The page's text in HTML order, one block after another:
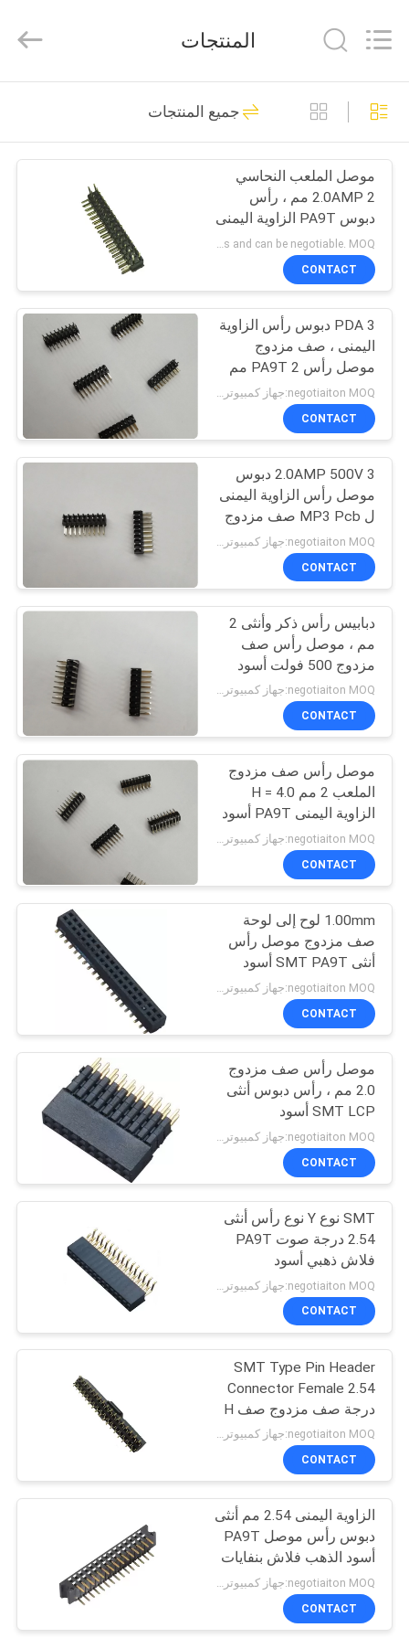
الصفحة
الرئيسية
منتجات
معلومات
جولة
المعمل
مراقبة
الجودة
اتصل
اطلب
اقتباس
خريطة
الموقع
PRIVACY
POLICY
LTD.
Reserved.
موصل وكون
22
دبوس رأس موصل
48
أنثى رأس موصل
91
رأس صندوق موصل
64
رأس مزلاج
32
المجلس إلى مجلس
موصل
51
محطة كتلة موصل
98
دين 41612 موصل
9
المنتجات
جميع المنتجات
موصل الملعب النحاسي
2.0AMP 2 مم ، رأس
دبوس PA9T الزاوية اليمنى
500 فولت
It depends on the customers' requests and can be negotiable. MOQ:جهاز كمبيوتر شخصى 1000
CONTACT
PDA 3 دبوس رأس الزاوية
اليمنى ، صف مزدوج
موصل رأس PA9T 2 مم
CONTACT
2.0AMP 500V 3 دبوس
موصل رأس الزاوية اليمنى
ل MP3 Pcb صف مزدوج
CONTACT
دبابيس رأس ذكر وأنثى 2
مم ، موصل رأس صف
مزدوج 500 فولت أسود
PA9T
negotiaiton MOQ:جهاز كمبيوتر شخصى 1000
CONTACT
موصل رأس صف مزدوج
الملعب 2 مم H = 4.0
الزاوية اليمنى PA9T أسود
negotiaiton MOQ:جهاز كمبيوتر شخصى 1000
CONTACT
1.00mm لوح إلى لوحة
صف مزدوج موصل رأس
أنثى SMT PA9T أسود
CONTACT
موصل رأس صف مزدوج
2.0 مم ، رأس دبوس أنثى
SMT LCP أسود
CONTACT
SMT نوع Y نوع رأس أنثى
2.54 درجة صوت PA9T
فلاش ذهبي أسود
CONTACT
SMT Type Pin Header
Connector Female 2.54
درجة صف مزدوج صف H
= 7.1 Gold Flash ROHS
negotiaiton MOQ:جهاز كمبيوتر شخصى 1000
CONTACT
الزاوية اليمنى 2.54 مم أنثى
دبوس رأس موصل PA9T
أسود الذهب فلاش بنفايات
negotiaiton MOQ:جهاز كمبيوتر شخصى 1000
CONTACT